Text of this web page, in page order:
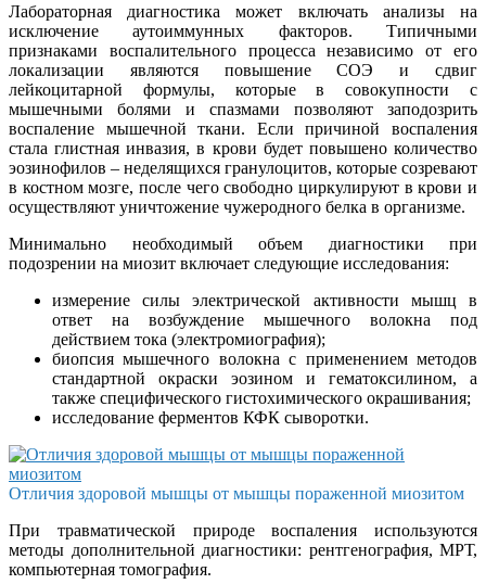
Лабораторная диагностика может включать анализы на
исключение аутоиммунных факторов. Типичными
признаками воспалительного процесса независимо от его
локализации являются повышение СОЭ и сдвиг
лейкоцитарной формулы, которые в совокупности с
мышечными болями и спазмами позволяют заподозрить
воспаление мышечной ткани. Если причиной воспаления
стала глистная инвазия, в крови будет повышено количество
эозинофилов – неделящихся гранулоцитов, которые созревают
в костном мозге, после чего свободно циркулируют в крови и
осуществляют уничтожение чужеродного белка в организме.
Минимально необходимый объем диагностики при
подозрении на миозит включает следующие исследования:
измерение силы электрической активности мышц в
ответ на возбуждение мышечного волокна под
действием тока (электромиография);
биопсия мышечного волокна с применением методов
стандартной окраски эозином и гематоксилином, а
также специфического гистохимического окрашивания;
исследование ферментов КФК сыворотки.
Отличия здоровой мышцы от мышцы пораженной миозитом
При травматической природе воспаления используются
методы дополнительной диагностики: рентгенография, МРТ,
компьютерная томография.